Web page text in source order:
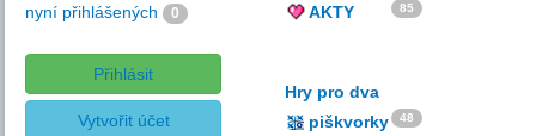
nyní přihlášených 0
Přihlásit
Vytvořit účet
AKTY 85
Hry pro dva
piškvorky
48